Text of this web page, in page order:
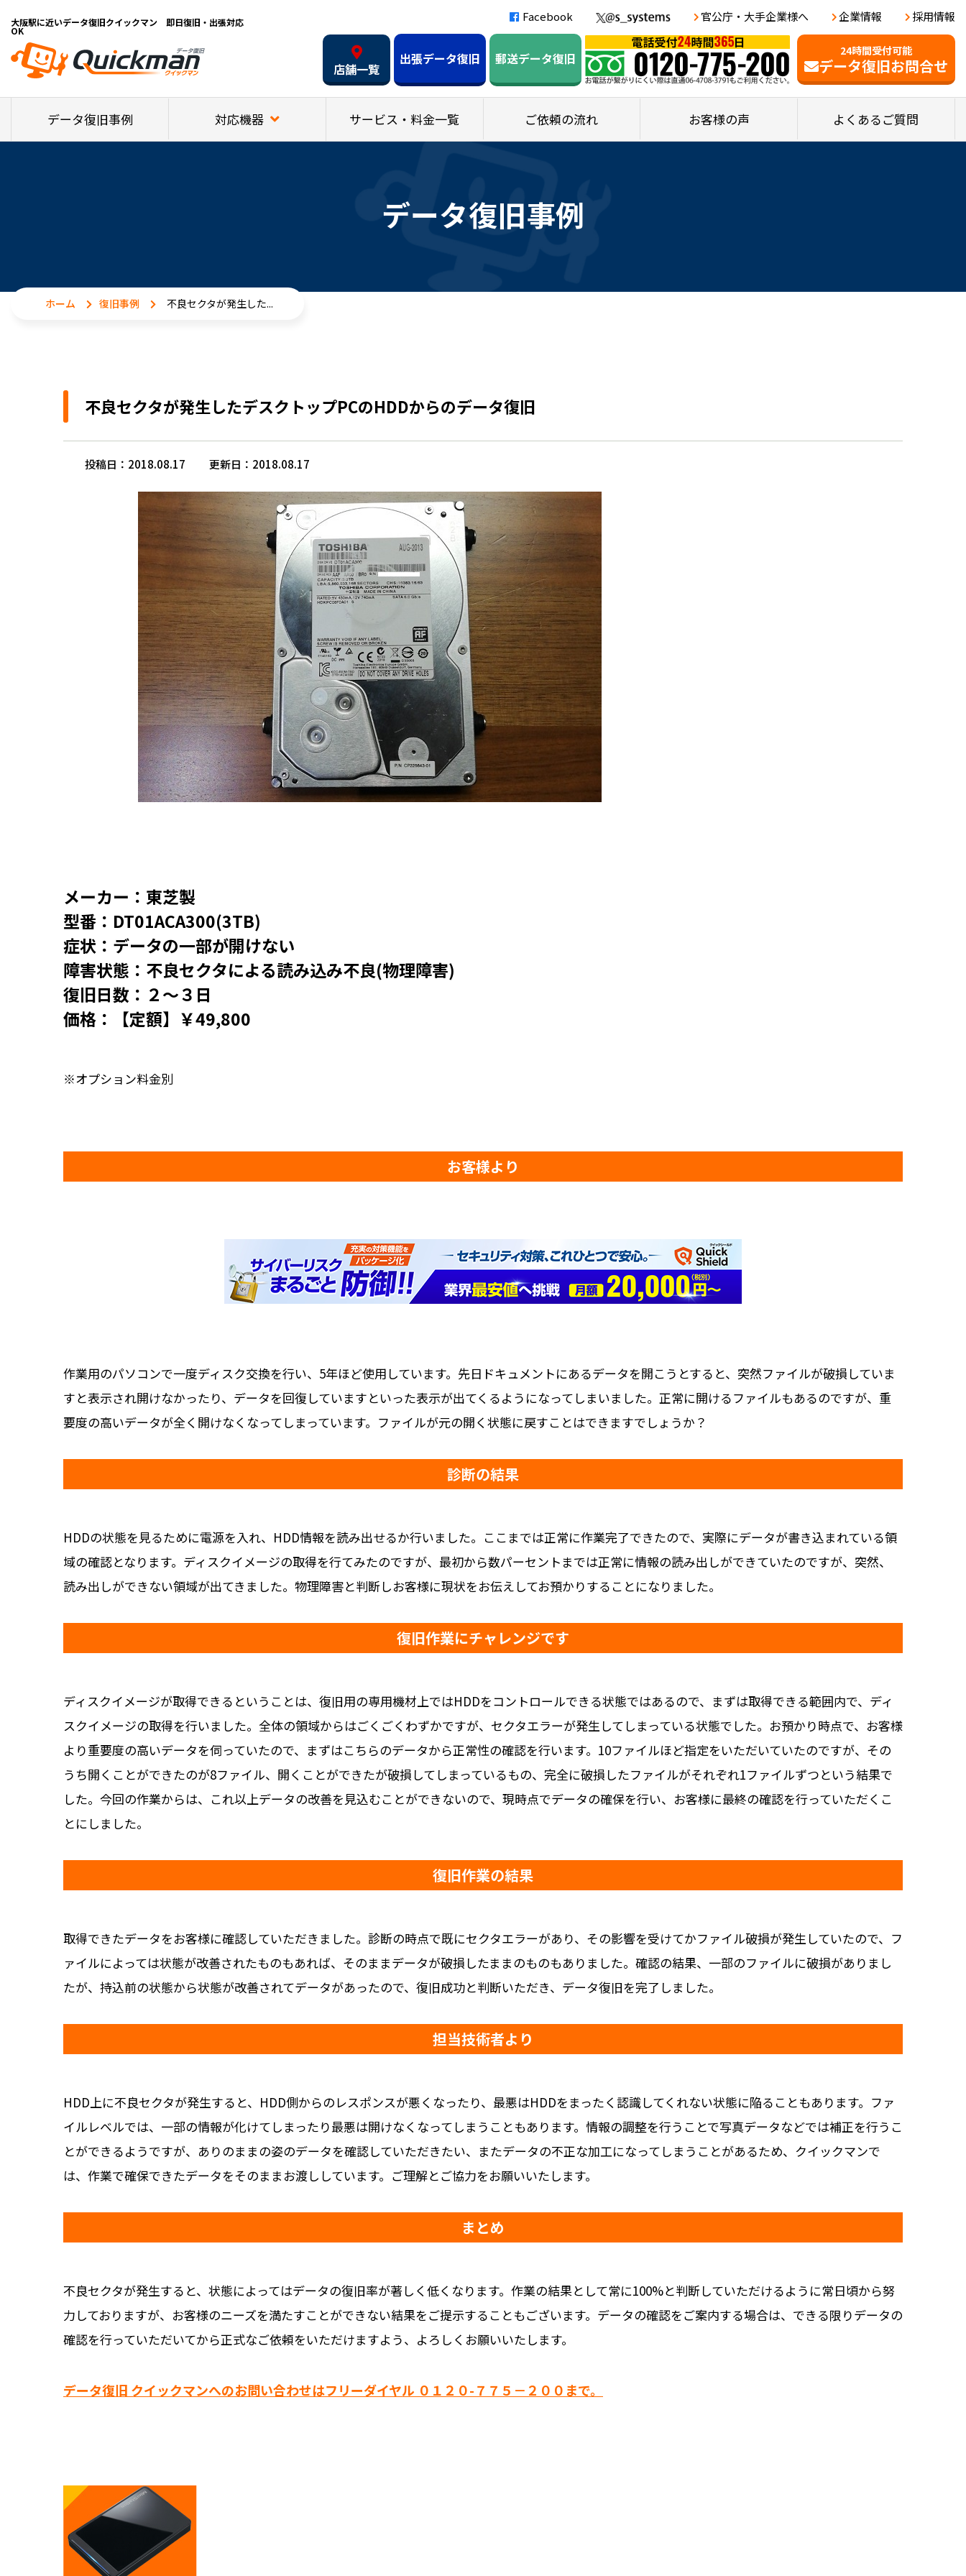
大阪駅に近いデータ復旧クイックマン 即日復旧・出張対応
OK
Facebook 官公庁・大手企業様へ 企業情報 採用情報
24時間受付可能
データ復旧お問合せ
店舗一覧
出張データ復旧 郵送データ復旧
データ復旧事例 対応機器 サービス・料金一覧 ご依頼の流れ お客様の声 よくあるご質問
データ復旧事例
ホーム 復旧事例 不良セクタが発生した...
不良セクタが発生したデスクトップPCのHDDからのデータ復旧
投稿日：2018.08.17 更新日：2018.08.17
メーカー：東芝製
型番：DT01ACA300(3TB)
症状：データの一部が開けない
障害状態：不良セクタによる読み込み不良(物理障害)
復旧日数：２～３日
価格：【定額】￥49,800
※オプション料金別
お客様より
作業用のパソコンで一度ディスク交換を行い、5年ほど使用しています。先日ドキュメントにあるデータを開こうとすると、突然ファイルが破損していま
すと表示され開けなかったり、データを回復していますといった表示が出てくるようになってしまいました。正常に開けるファイルもあるのですが、重
要度の高いデータが全く開けなくなってしまっています。ファイルが元の開く状態に戻すことはできますでしょうか？
診断の結果
HDDの状態を見るために電源を入れ、HDD情報を読み出せるか行いました。ここまでは正常に作業完了できたので、実際にデータが書き込まれている領
域の確認となります。ディスクイメージの取得を行てみたのですが、最初から数パーセントまでは正常に情報の読み出しができていたのですが、突然、
読み出しができない領域が出てきました。物理障害と判断しお客様に現状をお伝えしてお預かりすることになりました。
復旧作業にチャレンジです
ディスクイメージが取得できるということは、復旧用の専用機材上ではHDDをコントロールできる状態ではあるので、まずは取得できる範囲内で、ディ
スクイメージの取得を行いました。全体の領域からはごくごくわずかですが、セクタエラーが発生してしまっている状態でした。お預かり時点で、お客様
より重要度の高いデータを伺っていたので、まずはこちらのデータから正常性の確認を行います。10ファイルほど指定をいただいていたのですが、その
うち開くことができたのが8ファイル、開くことができたが破損してしまっているもの、完全に破損したファイルがそれぞれ1ファイルずつという結果で
した。今回の作業からは、これ以上データの改善を見込むことができないので、現時点でデータの確保を行い、お客様に最終の確認を行っていただくこ
とにしました。
復旧作業の結果
取得できたデータをお客様に確認していただきました。診断の時点で既にセクタエラーがあり、その影響を受けてかファイル破損が発生していたので、フ
ァイルによっては状態が改善されたものもあれば、そのままデータが破損したままのものもありました。確認の結果、一部のファイルに破損がありまし
たが、持込前の状態から状態が改善されてデータがあったので、復旧成功と判断いただき、データ復旧を完了しました。
担当技術者より
HDD上に不良セクタが発生すると、HDD側からのレスポンスが悪くなったり、最悪はHDDをまったく認識してくれない状態に陥ることもあります。ファ
イルレベルでは、一部の情報が化けてしまったり最悪は開けなくなってしまうこともあります。情報の調整を行うことで写真データなどでは補正を行うこ
とができるようですが、ありのままの姿のデータを確認していただきたい、またデータの不正な加工になってしまうことがあるため、クイックマンで
は、作業で確保できたデータをそのままお渡ししています。ご理解とご協力をお願いいたします。
まとめ
不良セクタが発生すると、状態によってはデータの復旧率が著しく低くなります。作業の結果として常に100%と判断していただけるように常日頃から努
力しておりますが、お客様のニーズを満たすことができない結果をご提示することもございます。データの確認をご案内する場合は、できる限りデータの
確認を行っていただいてから正式なご依頼をいただけますよう、よろしくお願いいたします。
データ復旧 クイックマンへのお問い合わせはフリーダイヤル ０１２０-７７５－２００まで。